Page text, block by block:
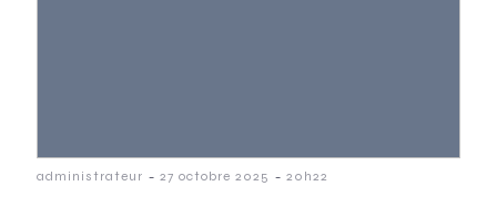
administrateur - 27 octobre 2025 - 20h22